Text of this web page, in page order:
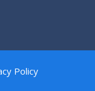
Policy